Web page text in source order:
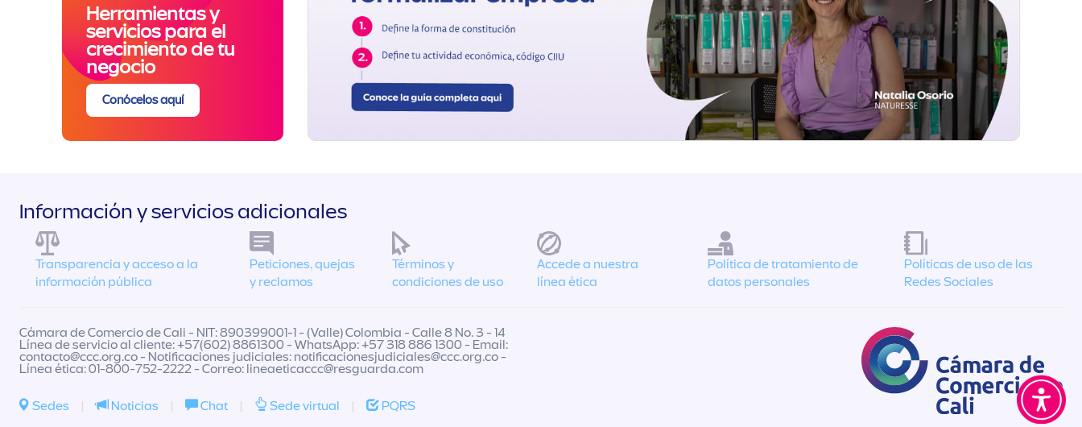
Herramientas y
servicios para el
crecimiento de tu
negocio
Conócelos aquí
Información y servicios adicionales
Transparencia y acceso a la
información pública
Peticiones, quejas
y reclamos
Términos y
condiciones de uso
Accede a nuestra
línea ética
Política de tratamiento de
datos personales
Políticas de uso de las
Redes Sociales
Cámara de Comercio de Cali - NIT: 890399001-1 - (Valle) Colombia - Calle 8 No. 3 - 14
Línea de servicio al cliente: +57(602) 8861300 - WhatsApp: +57 318 886 1300 - Email:
contacto@ccc.org.co- Notificaciones judiciales: notificacionesjudiciales@ccc.org.co-
Línea ética: 01-800-752-2222 - Correo: lineaeticaccc@resguarda.com
Sedes | Noticias | Chat | Sede virtual | PQRS